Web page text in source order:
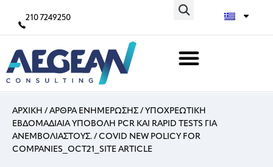
210 7249250
ΑΡΧΙΚΗ / ΑΡΘΡΑ ΕΝΗΜΕΡΩΣΗΣ / ΥΠΟΧΡΕΩΤΙΚΗ
ΕΒΔΟΜΑΔΙΑΙΑ ΥΠΟΒΟΛΗ PCR ΚΑΙ RAPID TESTS ΓΙΑ
ΑΝΕΜΒΟΛΙΑΣΤΟΥΣ. / COVID NEW POLICY FOR
COMPANIES_OCT21_SITE ARTICLE